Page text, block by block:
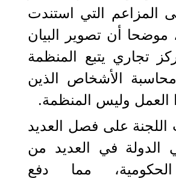
المزاعم التي استندت
موضحا أن تصوير البيان
تجاري يتبع المنظمة
الأشخاص الذين
العمل وليس المنظمة.
على فصل العديد
في العديد من
مما دفع